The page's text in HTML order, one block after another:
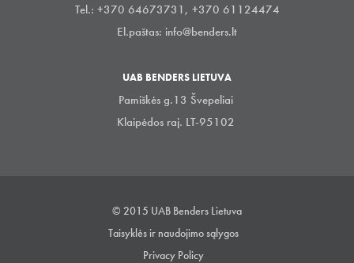
Tel.: +370 64673731, +370 61124474
El.paštas: info@benders.lt
UAB BENDERS LIETUVA
Pamiškės g.13 Švepeliai
Klaipėdos raj. LT-95102
© 2015 UAB Benders Lietuva
Taisyklės ir naudojimo sąlygos
Privacy Policy